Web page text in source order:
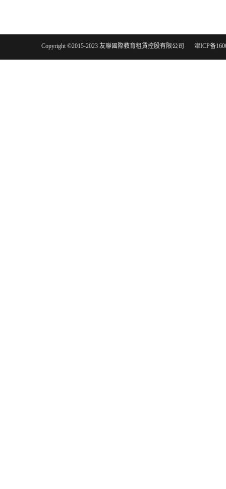
Copyright ©2015-2023 友聯國際教育租賃控股有限公司 津ICP备